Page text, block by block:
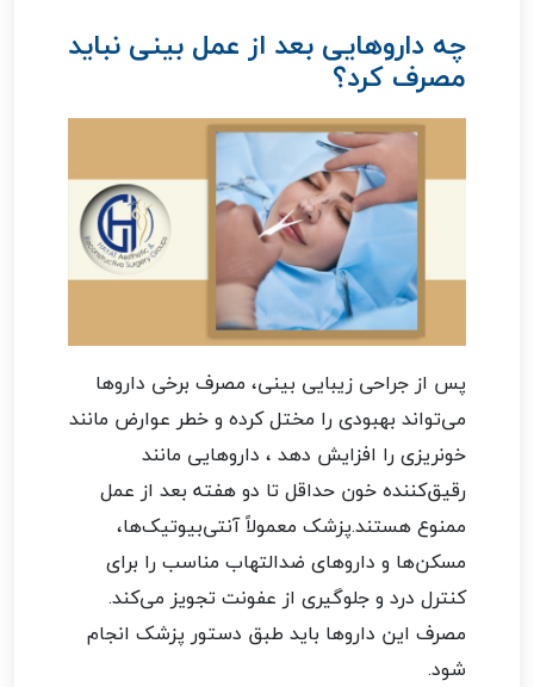
چه داروهایی بعد از عمل بینی نباید
مصرف کرد؟
پس از جراحی زیبایی بینی، مصرف برخی داروها
می‌تواند بهبودی را مختل کرده و خطر عوارض مانند
خونریزی را افزایش دهد ، داروهایی مانند
رقیق‌کننده خون حداقل تا دو هفته بعد از عمل
ممنوع هستند.پزشک معمولاً آنتی‌بیوتیک‌ها،
مسکن‌ها و داروهای ضدالتهاب مناسب را برای
کنترل درد و جلوگیری از عفونت تجویز می‌کند.
مصرف این داروها باید طبق دستور پزشک انجام
شود.